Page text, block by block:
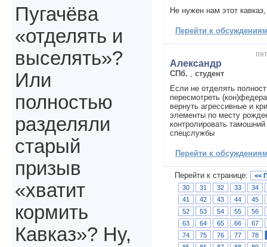
Не нужен нам этот
Перейти к
Александр
СПб.
студент
Если не отделять
пересмотреть
вернуть агрессивные и
элементы по месту
контролировать
спецслужбы
Перейти к
Перейти к странице:
<<
30
31 32 33
34
41
42 43 44
45
52
53 54 55
56
63
64 65 66
67
74
75 76 77
78
Пугачёва
«отделять и
выселять»?
Или
полностью
разделяли
старый
призыв
«хватит
кормить
Кавказ»? Ну,